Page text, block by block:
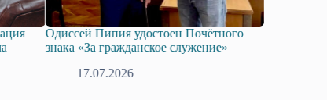
Одиссей Пипия удостоен Почётного
знака «За гражданское служение»
17.07.2026